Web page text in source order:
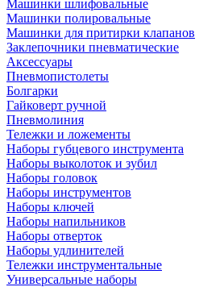
Машинки шлифовальные
Машинки полировальные
Машинки для притирки клапанов
Заклепочники пневматические
Аксессуары
Пневмопистолеты
Болгарки
Гайковерт ручной
Пневмолиния
Тележки и ложементы
Наборы губцевого инструмента
Наборы выколоток и зубил
Наборы головок
Наборы инструментов
Наборы ключей
Наборы напильников
Наборы отверток
Наборы удлинителей
Тележки инструментальные
Универсальные наборы